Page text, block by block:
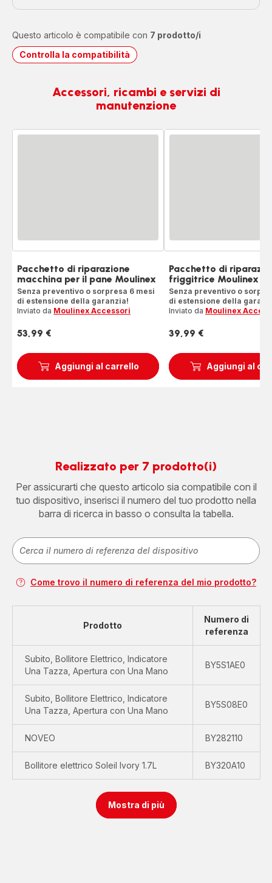
Questo articolo è compatibile con 7 prodotto/i
Controlla la compatibilità
Accessori, ricambi e servizi di
manutenzione
Aggiungi al carrello
Pacchetto di riparazione
macchina per il pane Moulinex
Senza preventivo o sorpresa 6 mesi
di estensione della garanzia!
Inviato da Moulinex Accessori
Prezzo
53,99 €
Aggiungi al
Pacchetto di
friggitrice Moulinex
Senza preventivo o
di estensione della
Inviato da Moulinex
Prezzo
39,99 €
Realizzato per 7 prodotto(i)
Per assicurarti che questo articolo sia compatibile con il
tuo dispositivo, inserisci il numero del tuo prodotto nella
barra di ricerca in basso o consulta la tabella.
Come trovo il numero di referenza del mio prodotto?
Prodotto
Numero di
referenza
Subito, Bollitore Elettrico, Indicatore
Una Tazza, Apertura con Una Mano
BY5S1AE0
Subito, Bollitore Elettrico, Indicatore
Una Tazza, Apertura con Una Mano
BY5S08E0
NOVEO BY282110
Bollitore elettrico Soleil Ivory 1.7L BY320A10
Mostra di più